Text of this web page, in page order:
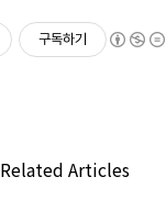
구독하기
Related Articles